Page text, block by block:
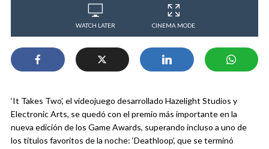
WATCH LATER CINEMA MODE
‘It Takes Two’, el videojuego desarrollado Hazelight Studios y
Electronic Arts, se quedó con el premio más importante en la
nueva edición de los Game Awards, superando incluso a uno de
los títulos favoritos de la noche: ‘Deathloop’, que se terminó